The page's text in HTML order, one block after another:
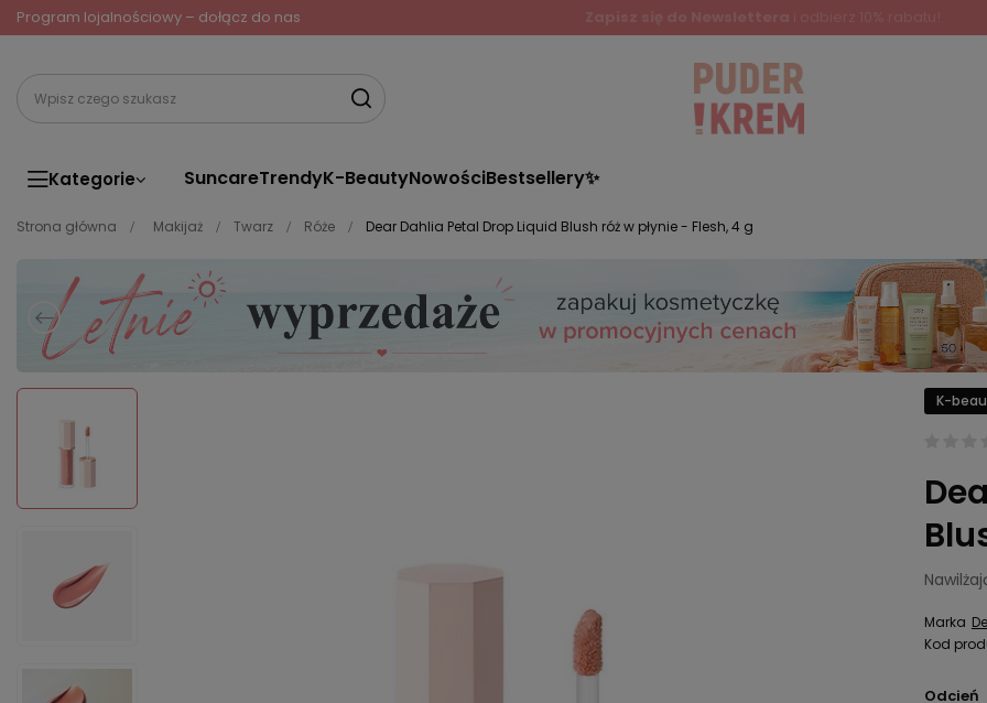
Program lojalnościowy – dołącz do nas
Kategorie SuncareTrendyK-BeautyNowościBestsellery✨
Strona główna Makijaż Twarz Róże Dear Dahlia Petal Drop Liquid Blush róż w płynie - Flesh, 4 g
K-
Marka
Kod
Odcień